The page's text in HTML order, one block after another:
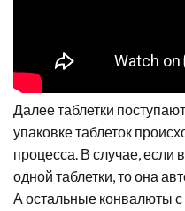
Далее таблетки
упаковке таблеток
процесса. В случае, если
одной таблетки, то она
А остальные конвалюты